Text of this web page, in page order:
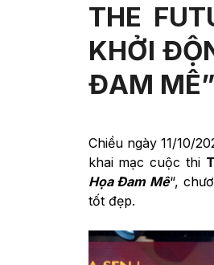
THE
KHỞI
ĐAM MÊ”
Chiều ngày 11/10/
khai mạc cuộc thi
Họa Đam Mê“,
tốt đẹp.